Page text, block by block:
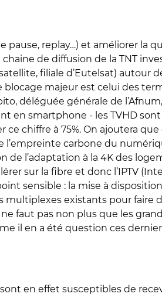
pause, replay…) et améliorer la
de diffusion de la TNT
filiale d’Eutelsat) autour
majeur est celui des
déléguée générale de
en smartphone - les TVHD
chiffre à 75%. On ajoutera
l’empreinte carbone du
de l’adaptation à la 4K des
sur la fibre et donc l’IPTV (
sensible : la mise à
multiplexes existants pour faire
faut pas non plus que les
il en a été question ces
en effet susceptibles de